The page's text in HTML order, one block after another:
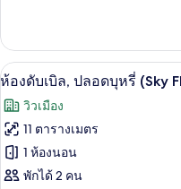
เกี่ยว
กับ
ห้อง
ปลอด
บุหรี่
(High
Floor)
เปิด
ภาพถ่าย
ทั้งหมด
ของ
ห้อง
46
ห้องดับเบิล, ปลอดบุหรี่ (Sky
วิวเมือง
11 ตารางเมตร
1 ห้องนอน
พักได้ 2 คน